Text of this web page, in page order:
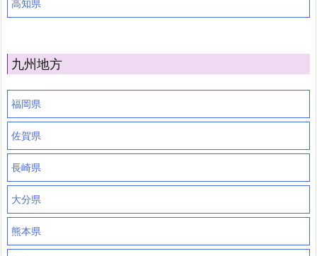
高知県
九州地方
福岡県
佐賀県
長崎県
大分県
熊本県